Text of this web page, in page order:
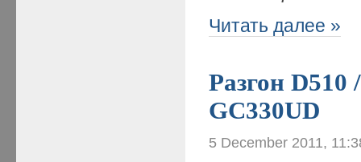
Читать далее »
Разгон D510
GC330UD
5 December 2011,